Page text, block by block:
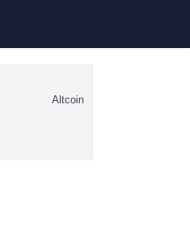
Altcoin